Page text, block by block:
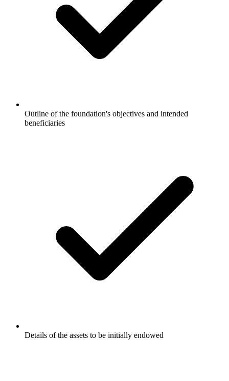
Outline of the foundation's objectives and intended
beneficiaries
Details of the assets to be initially endowed